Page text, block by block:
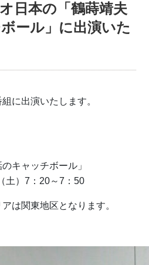
日本の「鶴蒔靖夫
ール」に出演いた
に出演いたします。
キャッチボール」
土）7：20～7：50
は関東地区となります。